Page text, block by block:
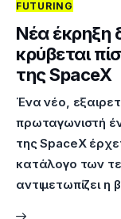
FUTURING
Νέα έκρηξη
κρύβεται
της SpaceX
Ένα νέο,
πρωταγωνιστή
της SpaceX
κατάλογο των
αντιμετωπίζει η